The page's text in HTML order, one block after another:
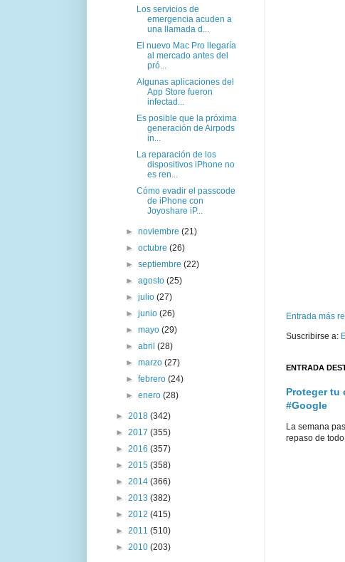
Entrada más
Suscribirse a:
ENTRADA
Proteger tu
#Google
La semana
repaso de
Los servicios de
emergencia acuden a
una llamada d...
El nuevo Mac Pro llegaría
al mercado antes del
pró...
Algunas aplicaciones del
App Store fueron
infectad...
Es posible que la próxima
generación de Airpods
in...
La reparación de los
dispositivos iPhone no
es ren...
Cómo evadir el passcode
de iPhone con
Joyoshare iP...
►noviembre(21)
►octubre(26)
►septiembre(22)
►agosto(25)
►julio(27)
►junio(26)
►mayo(29)
►abril(28)
►marzo(27)
►febrero(24)
►enero(28)
► 2018 (342)
► 2017 (355)
► 2016 (357)
► 2015 (358)
► 2014 (366)
► 2013 (382)
► 2012 (415)
► 2011 (510)
► 2010 (203)